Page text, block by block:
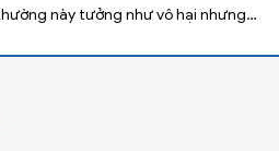
này tưởng như vô hại nhưng